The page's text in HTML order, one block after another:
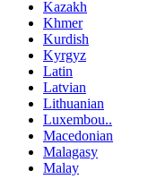
Kazakh
Khmer
Kurdish
Kyrgyz
Latin
Latvian
Lithuanian
Luxembou..
Macedonian
Malagasy
Malay